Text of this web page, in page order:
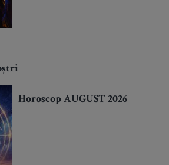
Horoscop AUGUST 2026